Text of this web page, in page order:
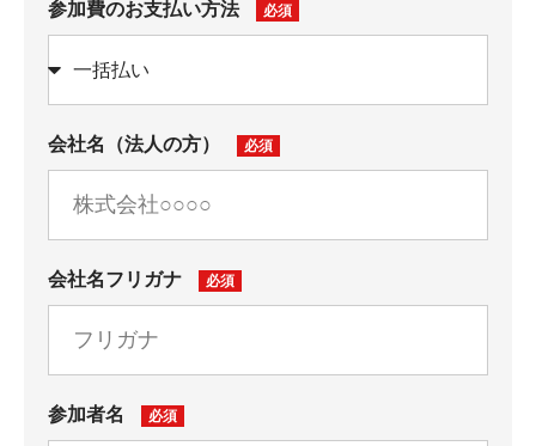
参加費のお支払い方法
会社名（法人の方）
会社名フリガナ
参加者名